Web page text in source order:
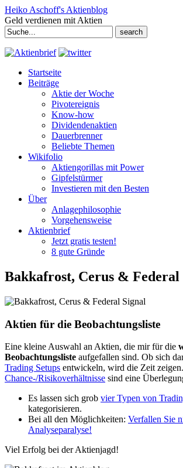
Heiko Aschoff's Aktienblog
Geld verdienen mit Aktien
Search
for:
Startseite
Beiträge
Aktie der Woche
Pivotereignis
Know-how
Dividendenaktien
Dauerbrenner
Beliebte Themen
Wikifolio
Aktiengorillas mit Power
Gipfelstürmer
Investieren mit den Besten
Über
Anlagephilosophie
Vorgehensweise
Aktienbrief
Jetzt gratis testen!
8 gute Gründe
Bakkafrost, Cerus & Federal
Aktien für die Beobachtungsliste
Eine kleine Auswahl an Aktien, die mir für die
Beobachtungsliste aufgefallen sind. Ob sich
Trading Setups entwickeln, wird die Zeit
Chance-/Risikoverhältnisse sind eine
Es lassen sich grob vier Typen von
kategorisieren.
Bei all den Möglichkeiten: Verfallen Sie
Analyseparalyse!
Viel Erfolg bei der Aktienjagd!